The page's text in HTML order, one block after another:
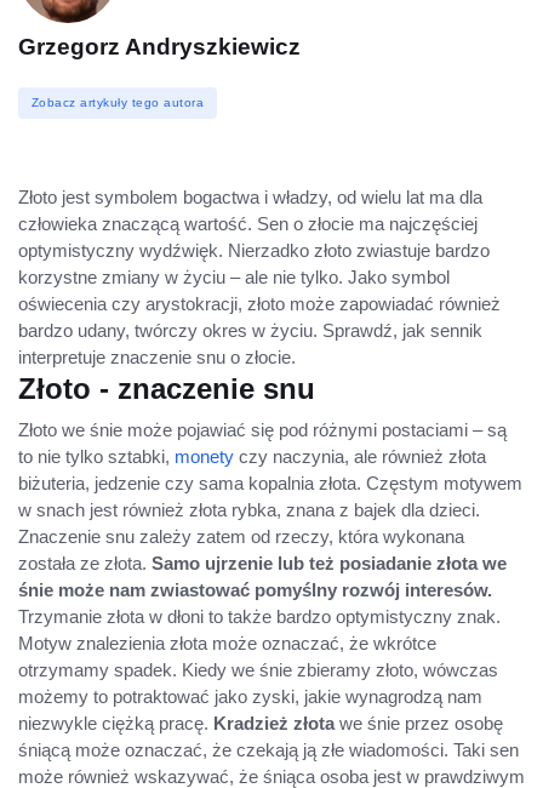
Grzegorz Andryszkiewicz
Zobacz artykuły tego autora
Złoto jest symbolem bogactwa i władzy, od wielu lat ma dla
człowieka znaczącą wartość. Sen o złocie ma najczęściej
optymistyczny wydźwięk. Nierzadko złoto zwiastuje bardzo
korzystne zmiany w życiu – ale nie tylko. Jako symbol
oświecenia czy arystokracji, złoto może zapowiadać również
bardzo udany, twórczy okres w życiu. Sprawdź, jak sennik
interpretuje znaczenie snu o złocie.
Złoto - znaczenie snu
Złoto we śnie może pojawiać się pod różnymi postaciami – są
to nie tylko sztabki, monety czy naczynia, ale również złota
biżuteria, jedzenie czy sama kopalnia złota. Częstym motywem
w snach jest również złota rybka, znana z bajek dla dzieci.
Znaczenie snu zależy zatem od rzeczy, która wykonana
została ze złota. Samo ujrzenie lub też posiadanie złota we
śnie może nam zwiastować pomyślny rozwój interesów.
Trzymanie złota w dłoni to także bardzo optymistyczny znak.
Motyw znalezienia złota może oznaczać, że wkrótce
otrzymamy spadek. Kiedy we śnie zbieramy złoto, wówczas
możemy to potraktować jako zyski, jakie wynagrodzą nam
niezwykle ciężką pracę. Kradzież złotawe śnie przez osobę
śniącą może oznaczać, że czekają ją złe wiadomości. Taki sen
może również wskazywać, że śniąca osoba jest w prawdziwym